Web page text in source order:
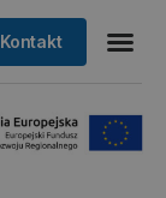
Kontakt